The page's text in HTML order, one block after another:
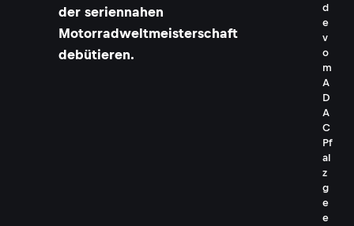
der seriennahen
Motorradweltmeisterschaft
debütieren.
d
e
v
o
m
A
D
A
C
Pf
al
z
g
e
e